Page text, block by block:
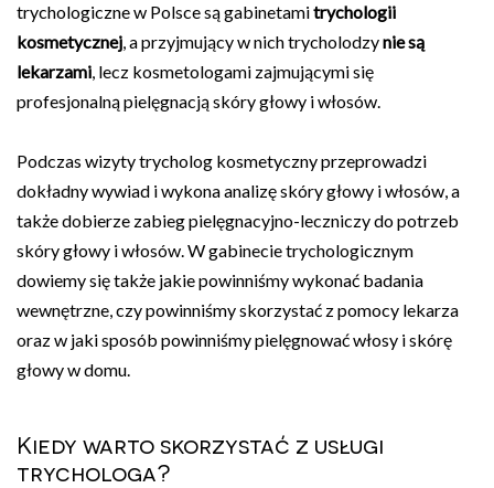
trychologiczne w Polsce są gabinetamitrychologii
kosmetycznej, a przyjmujący w nich trycholodzynie są
lekarzami, lecz kosmetologami zajmującymi się
profesjonalną pielęgnacją skóry głowy i włosów.
Podczas wizyty trycholog kosmetyczny przeprowadzi
dokładny wywiad i wykona analizę skóry głowy i włosów, a
także dobierze zabieg pielęgnacyjno-leczniczy do potrzeb
skóry głowy i włosów. W gabinecie trychologicznym
dowiemy się także jakie powinniśmy wykonać badania
wewnętrzne, czy powinniśmy skorzystać z pomocy lekarza
oraz w jaki sposób powinniśmy pielęgnować włosy i skórę
głowy w domu.
Kiedy warto skorzystać z usługi
trychologa?